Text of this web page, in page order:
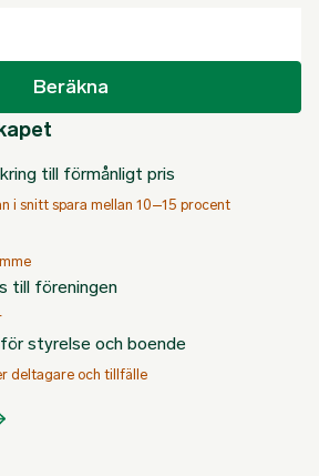
Beräkna
till förmånligt pris
i snitt spara mellan 10–15 procent
till föreningen
styrelse och boende
deltagare och tillfälle